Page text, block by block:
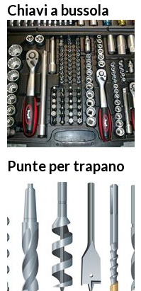
Chiavi a bussola
Punte per trapano